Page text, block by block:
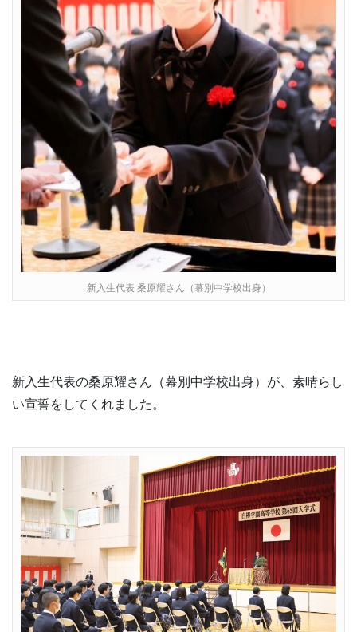
新入生代表 桑原耀さん（幕別中学校出身）
新入生代表の桑原耀さん（幕別中学校出身）が、素晴らし
い宣誓をしてくれました。